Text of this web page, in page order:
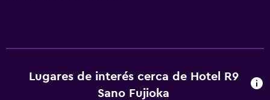
Lugares de interés cerca de Hotel R9
Sano Fujioka